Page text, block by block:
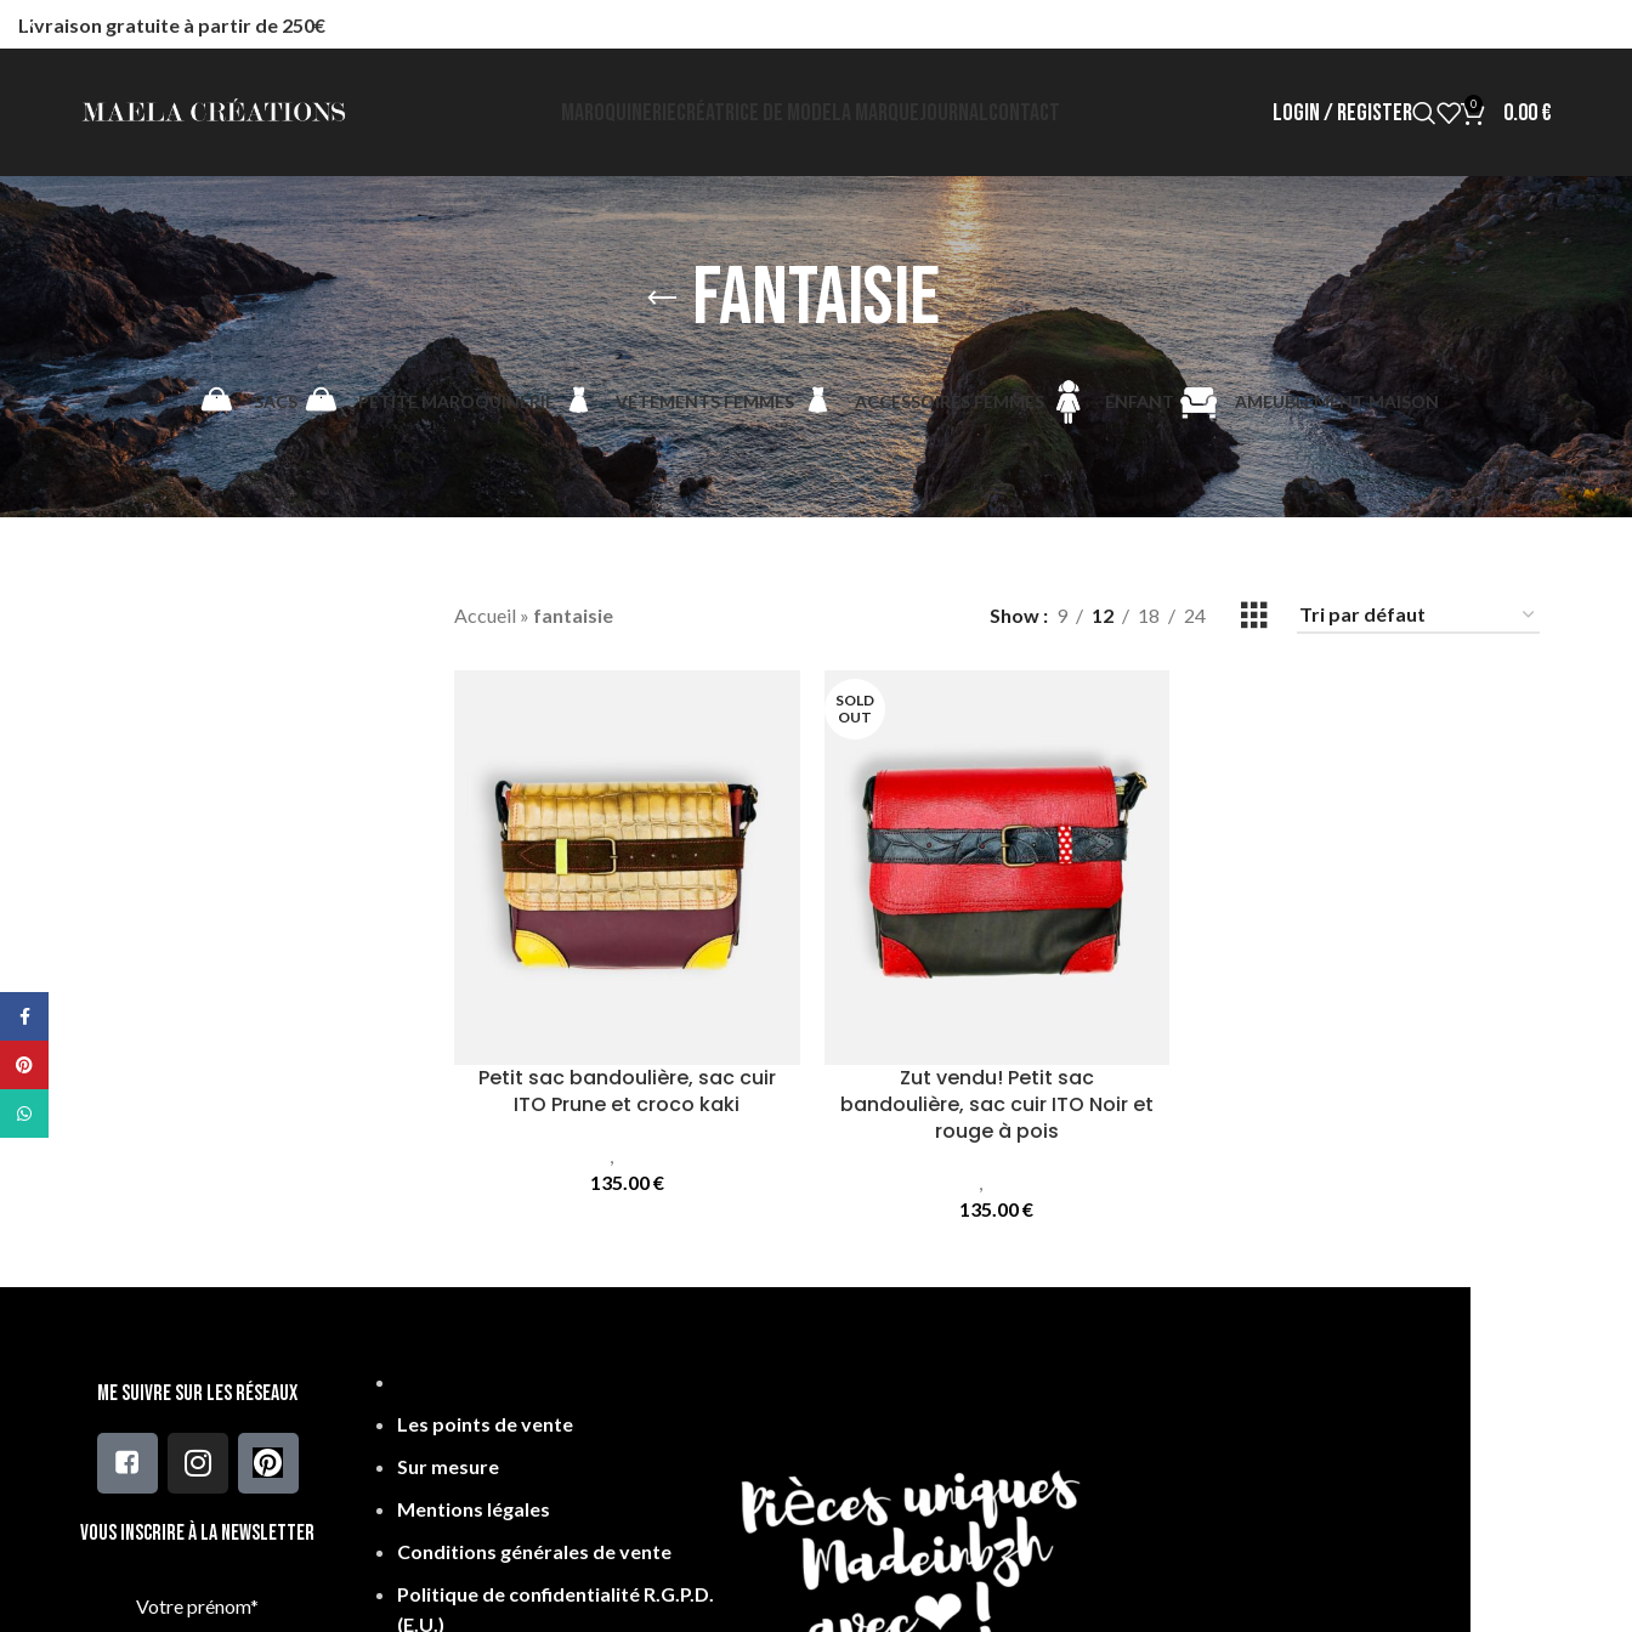
LOGIN / REGISTER 0 0.00€
fantaisie
SACS PETITE MAROQUINERIE VETEMENTS FEMMES ACCESSOIRES FEMMES ENFANT AMEUBLEMENT MAISON
Accueil » fantaisie Show 9 12 18 24
Petit sac bandoulière, sac cuir
ITO Prune et croco kaki
,
135.00€
SOLD
OUT
Zut vendu! Petit sac
bandoulière, sac cuir ITO Noir et
rouge à pois
,
135.00€
Me suivre sur les réseaux
Vous inscrire à la newsletter
Votre prénom*
Les points de vente
Sur mesure
Mentions légales
Conditions générales de vente
Politique de confidentialité R.G.P.D.
(E.U.)
Livraison gratuite à partir de 250€